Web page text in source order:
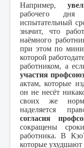
Например,
рабочего
испытательный
значит, что
наёмного
при этом по
которой
работником, а
участия
актам, которые
он не несёт
своих же
наделяется
согласия
сокращены
работника. В
которые